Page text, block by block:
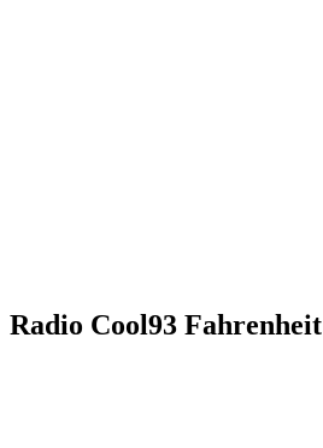
Radio Cool93 Fahrenheit